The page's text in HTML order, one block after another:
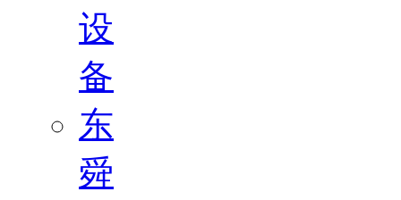
设
备
东
舜